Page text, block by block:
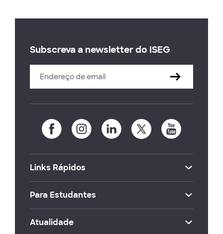
Subscreva a newsletter do ISEG
Links Rápidos
Para Estudantes
Atualidade